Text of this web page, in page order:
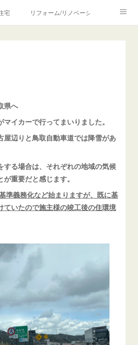
宅 リフォーム/リノベーション
合せ/アクセス
連
県へ
イカーで行ってまいりました。
屋辺りと鳥取自動車道では降雪があ
する場合は、それぞれの地域の気候
重要だと感じます。
準義務化など始まりますが、既に基
ていたので施主様の竣工後の住環境